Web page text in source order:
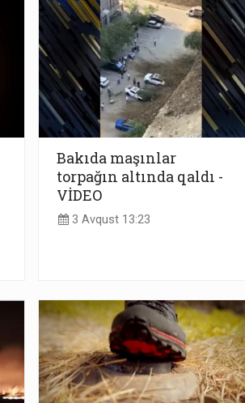
Bakıda maşınlar
torpağın altında qaldı -
VİDEO
3 Avqust 13:23